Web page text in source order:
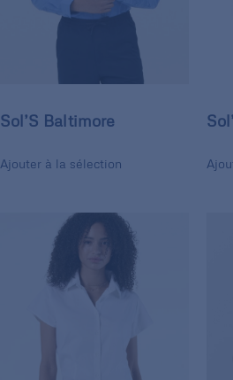
Sol’S Baltimore
Ajouter à la sélection